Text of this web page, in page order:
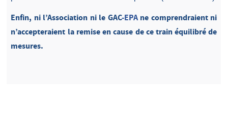
Enfin, ni l’Association ni le GAC-EPAne comprendraient ni
n’accepteraient la remise en cause de ce train équilibré de
mesures.